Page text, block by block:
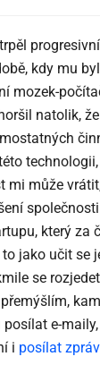
kdy mu
mozek-
natolik,
mi může
který za
to jako učit se
se
e-
i posílat